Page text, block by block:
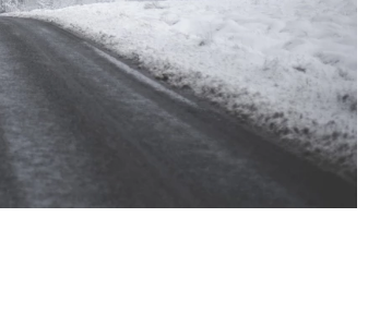
Гендиректор
Юрий
девелоперу
когда рынок
Архитектурный код
земли. Мощение
плитами становится
стандартом
СТРОИТЕЛЬСТВО